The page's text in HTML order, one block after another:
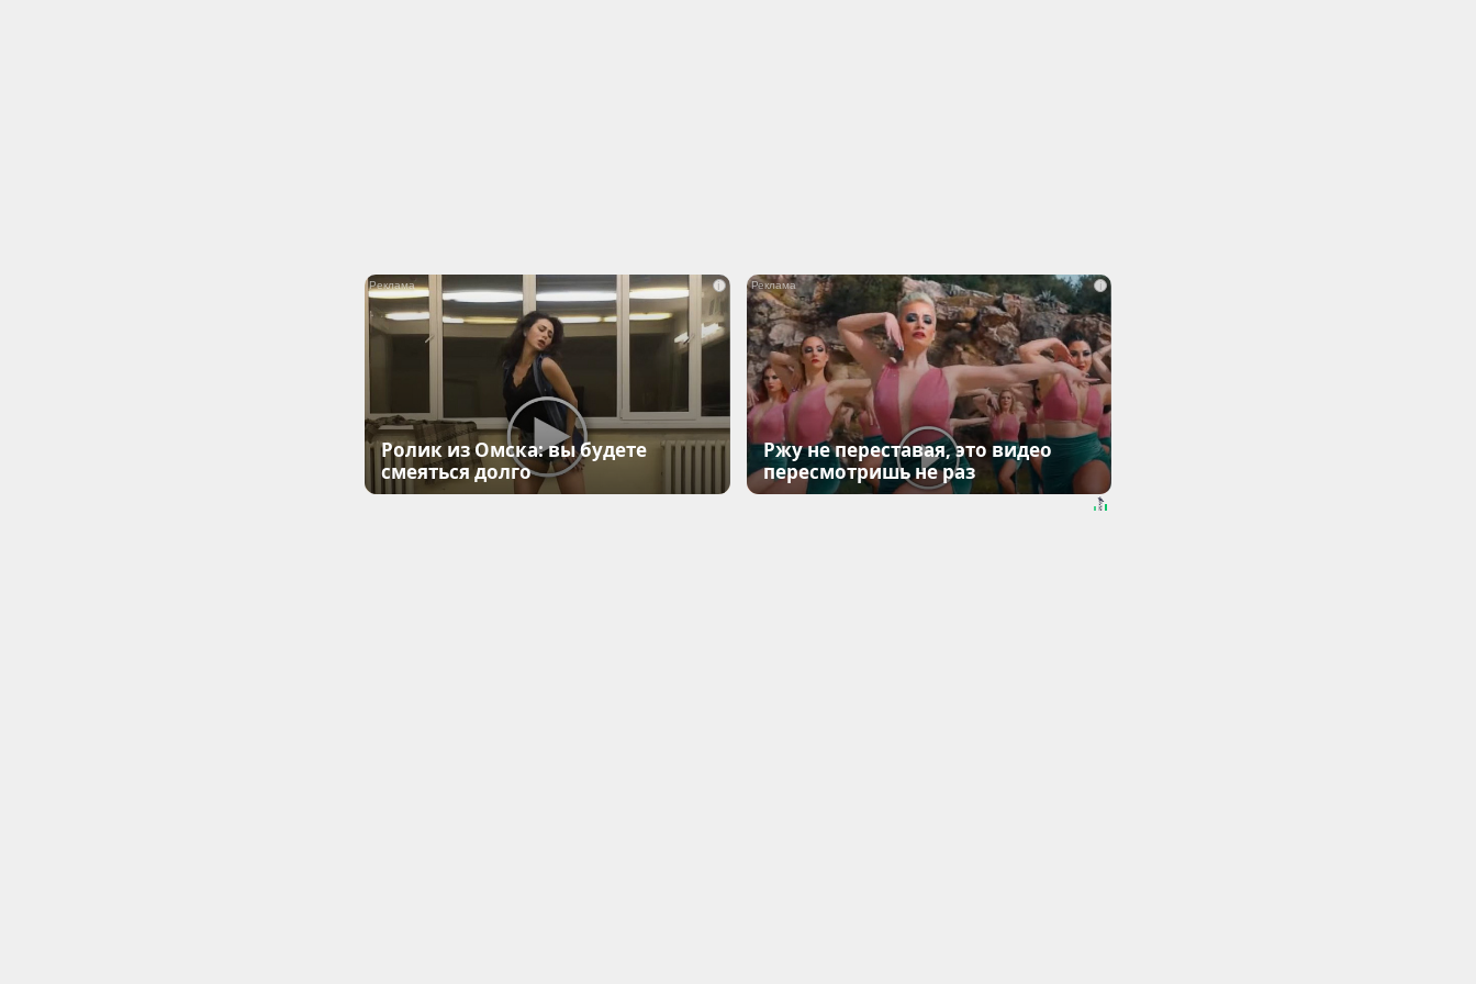
i
Ролик из Омска: вы будете
смеяться долго
i
Ржу не переставая, это видео
пересмотришь не раз